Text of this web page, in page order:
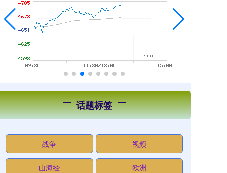
话题标签
战争 视频
山海经 欧洲